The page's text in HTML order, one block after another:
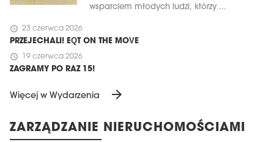
wsparciem młodych ludzi, którzy ...
schedule 23 czerwca 2026
PRZEJECHALI! EQT ON THE MOVE
schedule 19 czerwca 2026
ZAGRAMY PO RAZ 15!
Więcej w Wydarzenia arrow_forward
ZARZĄDZANIE NIERUCHOMOŚCIAMI